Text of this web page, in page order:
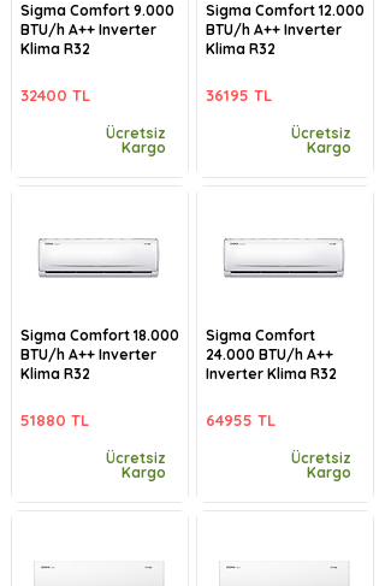
Sigma Comfort 9.000
BTU/h A++ Inverter
Klima R32
32400 TL
Ücretsiz
Kargo
Sigma Comfort 18.000
BTU/h A++ Inverter
Klima R32
51880 TL
Ücretsiz
Kargo
Sigma Comfort 12.000
BTU/h A++ Inverter
Klima R32
36195 TL
Ücretsiz
Kargo
Sigma Comfort
24.000 BTU/h A++
Inverter Klima R32
64955 TL
Ücretsiz
Kargo